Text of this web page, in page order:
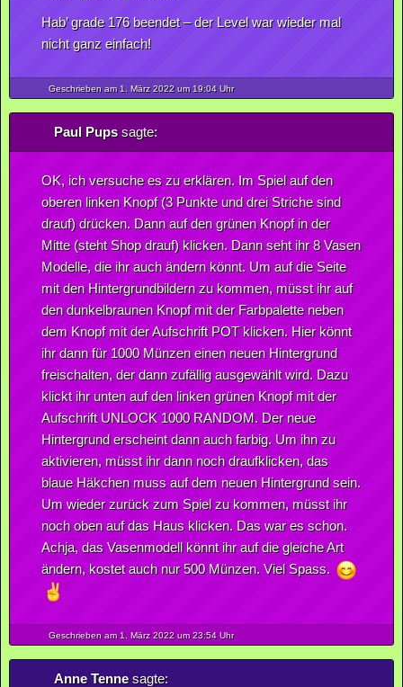
Hab’ grade 176 beendet – der Level war wieder mal
nicht ganz einfach!
Geschrieben am 1. März2022um 19:04 Uhr
Paul Pupssagte:
OK, ich versuche es zu erklären. Im Spiel auf den
oberen linken Knopf (3 Punkte und drei Striche sind
drauf) drücken. Dann auf den grünen Knopf in der
Mitte (steht Shop drauf) klicken. Dann seht ihr 8 Vasen
Modelle, die ihr auch ändern könnt. Um auf die Seite
mit den Hintergrundbildern zu kommen, müsst ihr auf
den dunkelbraunen Knopf mit der Farbpalette neben
dem Knopf mit der Aufschrift POT klicken. Hier könnt
ihr dann für 1000 Münzen einen neuen Hintergrund
freischalten, der dann zufällig ausgewählt wird. Dazu
klickt ihr unten auf den linken grünen Knopf mit der
Aufschrift UNLOCK 1000 RANDOM. Der neue
Hintergrund erscheint dann auch farbig. Um ihn zu
aktivieren, müsst ihr dann noch draufklicken, das
blaue Häkchen muss auf dem neuen Hintergrund sein.
Um wieder zurück zum Spiel zu kommen, müsst ihr
noch oben auf das Haus klicken. Das war es schon.
Achja, das Vasenmodell könnt ihr auf die gleiche Art
ändern, kostet auch nur 500 Münzen. Viel Spass.
Geschrieben am 1. März2022um 23:54 Uhr
Anne Tennesagte: